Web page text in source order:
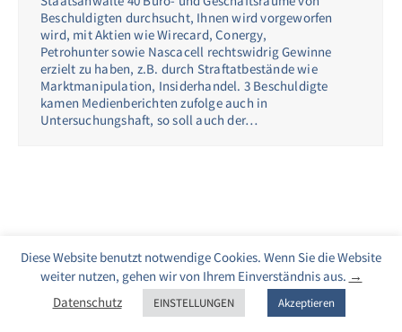
Beschuldigten durchsucht, Ihnen wird vorgeworfen
wird, mit Aktien wie Wirecard, Conergy,
Petrohunter sowie Nascacell rechtswidrig Gewinne
erzielt zu haben, z.B. durch Straftatbestände wie
Marktmanipulation, Insiderhandel. 3 Beschuldigte
kamen Medienberichten zufolge auch in
Untersuchungshaft, so soll auch der…
Diese Website benutzt notwendige Cookies. Wenn Sie die Website
weiter nutzen, gehen wir von Ihrem Einverständnis aus. →
Datenschutz
EINSTELLUNGEN Akzeptieren